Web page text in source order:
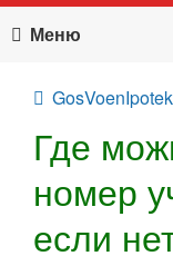
Меню
Где
номер
если